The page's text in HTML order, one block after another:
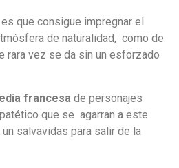
que consigue impregnar el
de naturalidad, como de
rara vez se da sin un esforzado
francesa de personajes
que se agarran a este
salvavidas para salir de la